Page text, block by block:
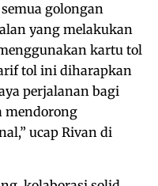
golongan
yang melakukan
kartu tol
tol ini diharapkan
perjalanan bagi
mendorong
ucap Rivan di